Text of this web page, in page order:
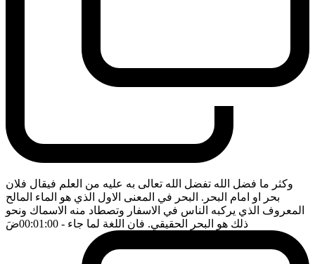
وكثر ما فضل الله تفضل الله تعالى به عليه من العلم فيقال فلان
بحر او امام البحر. البحر في المعنى الاول الذي هو الماء المالح
المعروف الذي يركبه الناس في الاسفار وتصطاد منه الاسماك ونحو
ذلك هو البحر الحقيقي. فان اللغة لما جاء - 00:01:00 ضَ